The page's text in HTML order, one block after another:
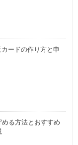
ードの作り方と申
る方法とおすすめ